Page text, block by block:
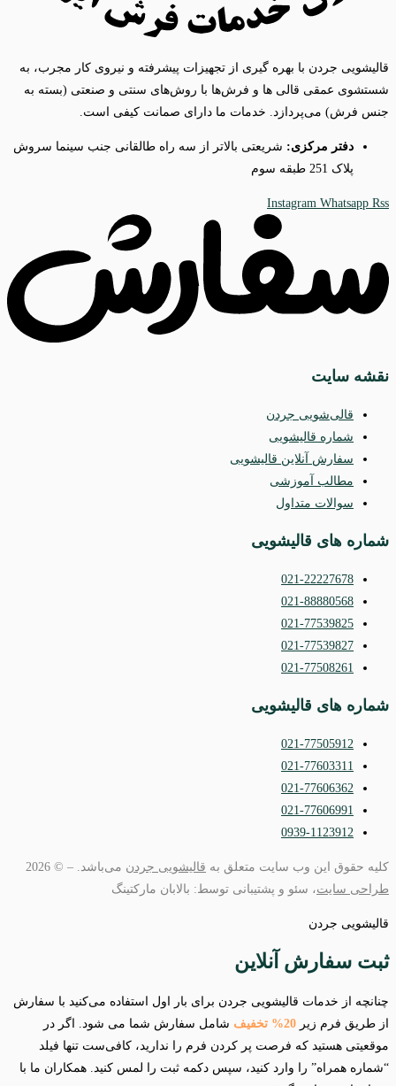
قالیشویی جردن با بهره گیری از تجهیزات پیشرفته و نیروی کار مجرب، به
شستشوی عمقی قالی ها و فرش‌ها با روش‌های سنتی و صنعتی (بسته به
جنس فرش) می‌پردازد. خدمات ما دارای صمانت کیفی است.
دفتر مرکزی: شریعتی بالاتر از سه راه طالقانی جنب سینما سروش
پلاک 251 طبقه سوم
Instagram Whatsapp Rss
نقشه سایت
قالی‌شویی جردن
شماره قالیشویی
سفارش آنلاین قالیشویی
مطالب آموزشی
سوالات متداول
شماره های قالیشویی
021-22227678
021-88880568
021-77539825
021-77539827
021-77508261
شماره های قالیشویی
021-77505912
021-77603311
021-77606362
021-77606991
0939-1123912
کلیه حقوق این وب سایت متعلق به قالیشویی جردن می‌باشد. – © 2026
طراحی سایت، سئو و پشتیبانی توسط: بالابان مارکتینگ
قالیشویی جردن
ثبت سفارش آنلاین
چنانچه از خدمات قالیشویی جردن برای بار اول استفاده می‌کنید با سفارش
از طریق فرم زیر 20% تخفیف
شامل سفارش شما می شود. اگر در
موقعیتی هستید که فرصت پر کردن فرم را ندارید، کافی‌ست تنها فیلد
“شماره همراه” را وارد کنید، سپس دکمه ثبت را لمس کنید. همکاران ما با